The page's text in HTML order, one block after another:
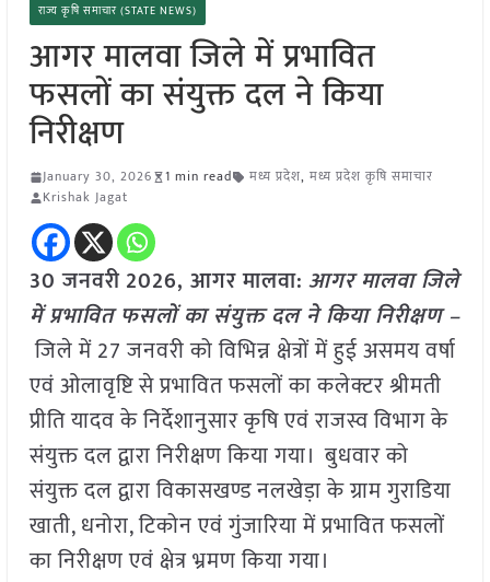
राज्य कृषि समाचार (STATE NEWS)
आगर मालवा जिले में प्रभावित
फसलों का संयुक्त दल ने किया
निरीक्षण
January 30, 2026 1 min read मध्य प्रदेश, मध्य प्रदेश कृषि समाचार
Krishak Jagat
30 जनवरी2026, आगर मालवा: आगर मालवा जिले
में प्रभावित फसलों का संयुक्त दल ने किया निरीक्षण –
जिले में 27 जनवरी को विभिन्न क्षेत्रों में हुई असमय वर्षा
एवं ओलावृष्टि से प्रभावित फसलों का कलेक्टर श्रीमती
प्रीति यादव के निर्देशानुसार कृषि एवं राजस्व विभाग के
संयुक्त दल द्वारा निरीक्षण किया गया। बुधवार को
संयुक्त दल द्वारा विकासखण्ड नलखेड़ा के ग्राम गुराडिया
खाती, धनोरा, टिकोन एवं गुंजारिया में प्रभावित फसलों
का निरीक्षण एवं क्षेत्र भ्रमण किया गया।